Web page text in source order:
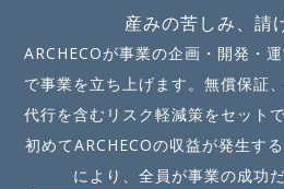
産みの苦しみ、請
ARCHECOが事業の企画・開発・
で事業を立ち上げます。無償保証
代行を含むリスク軽減策をセット
初めてARCHECOの収益が発生す
により、全員が事業の成功